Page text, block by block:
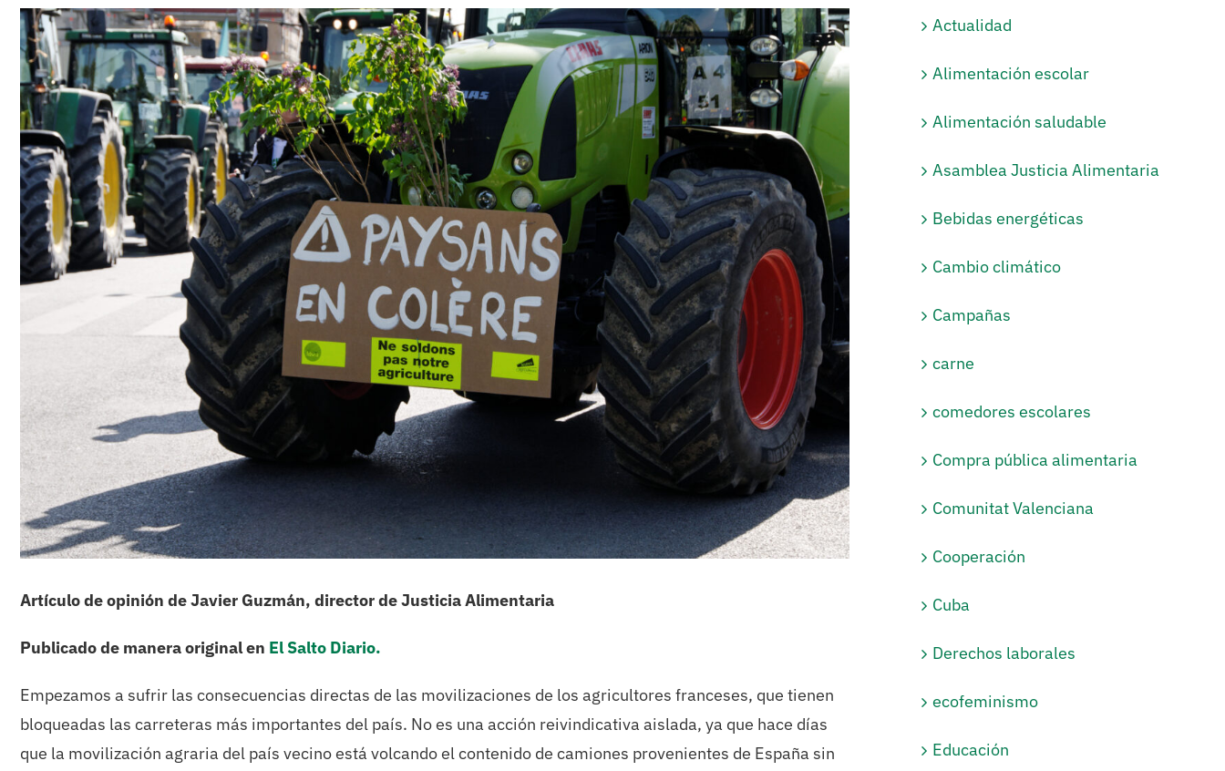
Artículo de opinión de Javier Guzmán, director de Justicia Alimentaria
Publicado de manera original en El Salto Diario.
Empezamos a sufrir las consecuencias directas de las movilizaciones de los agricultores franceses, que tienen
bloqueadas las carreteras más importantes del país. No es una acción reivindicativa aislada, ya que hace días
que la movilización agraria del país vecino está volcando el contenido de camiones provenientes de España sin
Actualidad
Alimentación escolar
Alimentación saludable
Asamblea Justicia Alimentaria
Bebidas energéticas
Cambio climático
Campañas
carne
comedores escolares
Compra pública alimentaria
Comunitat Valenciana
Cooperación
Cuba
Derechos laborales
ecofeminismo
Educación